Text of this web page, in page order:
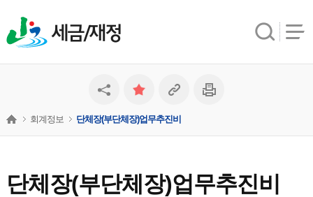
세금/재정
단체장(부단체장)업무추진비
회계정보 단체장(부단체장)업무추진비